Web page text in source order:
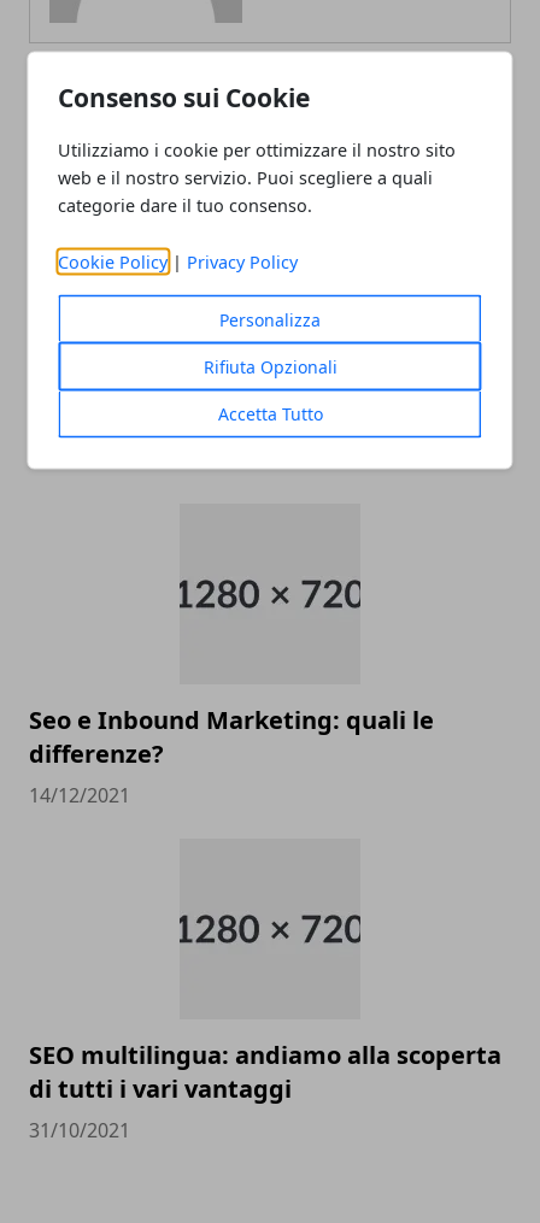
Consenso sui Cookie
Utilizziamo i cookie per ottimizzare il nostro sito
web e il nostro servizio. Puoi scegliere a quali
categorie dare il tuo consenso.
Cookie Policy | Privacy Policy
Personalizza
Rifiuta Opzionali
Accetta Tutto
Local SEO: cos’è e quali sono i vantaggi
di questa strategia?
14/03/2022
Seo e Inbound Marketing: quali le
differenze?
14/12/2021
SEO multilingua: andiamo alla scoperta
di tutti i vari vantaggi
31/10/2021